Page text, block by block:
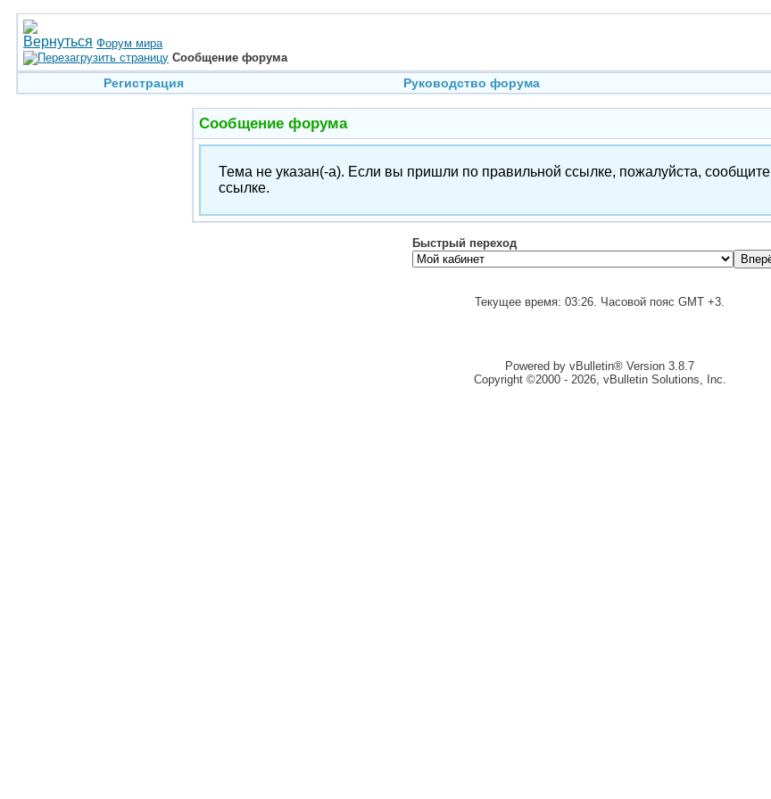
Форум мира
Сообщение форума
Регистрация Руководство форума
Сообщение форума
Тема не указан(-а). Если вы пришли по правильной ссылке, пожалуйста, сообщите
ссылке.
Быстрый переход
Текущее время: 03:26. Часовой пояс GMT +3.
Powered by vBulletin® Version 3.8.7
Copyright ©2000 - 2026, vBulletin Solutions, Inc.